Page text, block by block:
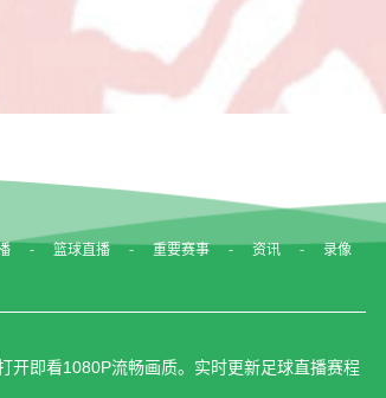
篮球直播 重要赛事 资讯 录像
开即看1080P流畅画质。实时更新足球直播赛程